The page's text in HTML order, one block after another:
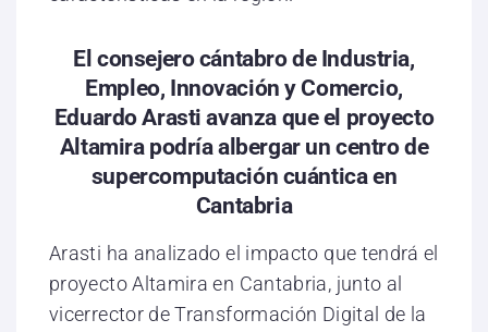
El consejero cántabro de Industria,
Empleo, Innovación y Comercio,
Eduardo Arasti avanza que el proyecto
Altamira podría albergar un centro de
supercomputación cuántica en
Cantabria
Arasti ha analizado el impacto que tendrá el
proyecto Altamira en Cantabria, junto al
vicerrector de Transformación Digital de la